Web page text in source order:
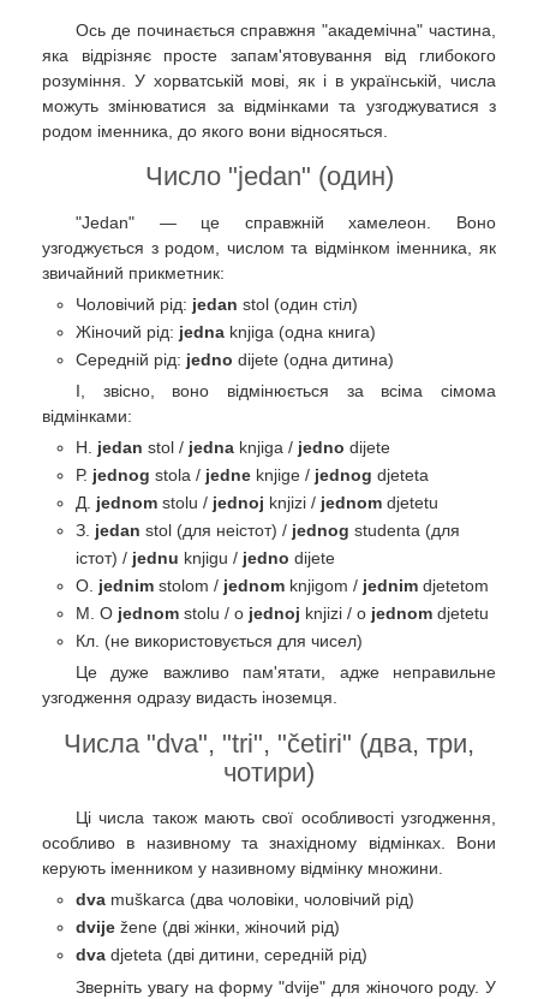
Ось де починається справжня "академічна" частина,
яка відрізняє просте запам'ятовування від глибокого
розуміння. У хорватській мові, як і в українській, числа
можуть змінюватися за відмінками та узгоджуватися з
родом іменника, до якого вони відносяться.
Число "jedan" (один)
"Jedan" — це справжній хамелеон. Воно
узгоджується з родом, числом та відмінком іменника, як
звичайний прикметник:
Чоловічий рід: jedan stol (один стіл)
Жіночий рід: jedna knjiga (одна книга)
Середній рід: jedno dijete (одна дитина)
І, звісно, воно відмінюється за всіма сімома
відмінками:
Н. jedan stol / jedna knjiga / jedno dijete
Р. jednog stola / jedne knjige / jednog djeteta
Д. jednom stolu / jednoj knjizi / jednom djetetu
З. jedan stol (для неістот) / jednog studenta (для
істот) / jednu knjigu / jedno dijete
О. jednim stolom / jednom knjigom / jednim djetetom
М. O jednom stolu / o jednoj knjizi / o jednom djetetu
Кл. (не використовується для чисел)
Це дуже важливо пам'ятати, адже неправильне
узгодження одразу видасть іноземця.
Числа "dva", "tri", "četiri" (два, три,
чотири)
Ці числа також мають свої особливості узгодження,
особливо в називному та знахідному відмінках. Вони
керують іменником у називному відмінку множини.
dva muškarca (два чоловіки, чоловічий рід)
dvije žene (дві жінки, жіночий рід)
dva djeteta (дві дитини, середній рід)
Зверніть увагу на форму "dvije" для жіночого роду. У